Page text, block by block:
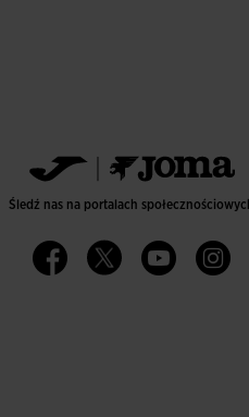
Śledź nas na portalach